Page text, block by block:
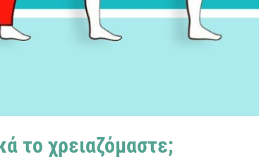
το χρειαζόμαστε;